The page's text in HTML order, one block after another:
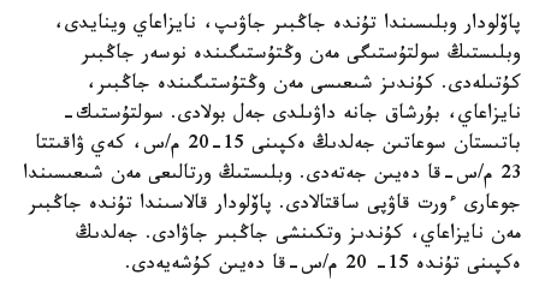
پاۆلودار وبلىسىندا تۇندە جاڭبىر جاۋىپ، نايزاعاي وينايدى،
وبلىستىڭ سولتۇستىگى مەن وڭتۇستىگىندە نوسەر جاڭبىر
كۇتىلەدى. كۇندىز شىعىسى مەن وڭتۇستىگىندە جاڭبىر،
نايزاعاي، بۇرشاق جانە داۋىلدى جەل بولادى. سولتۇستىك-
باتىستان سوعاتىن جەلدىڭ ەكپىنى 15-20 م/س، كەي ۋاقىتتا
23 م/س-قا دەيىن جەتەدى. وبلىستىڭ ورتالىعى مەن شىعىسىندا
جوعارى ءورت قاۋپى ساقتالادى. پاۆلودار قالاسىندا تۇندە جاڭبىر
مەن نايزاعاي، كۇندىز وتكىنشى جاڭبىر جاۋادى. جەلدىڭ
ەكپىنى تۇندە 15- 20 م/س-قا دەيىن كۇشەيەدى.